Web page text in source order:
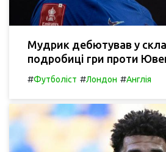
Мудрик дебютував у
подробиці гри проти
#Футболіст #Лондон #Англія